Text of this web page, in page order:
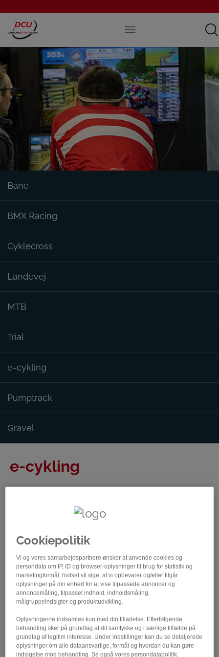
Bane
BMX Racing
Cyklecross
Landevej
MTB
Trial
e-cykling
Pumptrack
Gravel
e-cykling
Danmarks Cykle Union, og den vinder voldsomt frem
over hele verden - både i forhold til træning, fællesskab
Danmarks Cykle Union er aktive inden for flere områder
af den virtuelle cykelverden:
Store community-events for danskere
Eliteliga med TV-produktion i verdensklasse
Danske mesterskaber – kvalifikation og live-finale
B&U-cykelløb og træning
Ambitiøst landsholdsarbejde og store
internationale resultater
Aktivt frivilligt udvalg, som arbejder med
Cookiepolitik
Vi og vores samarbejdspartnere ønsker at anvende cookies og
persondata om IP, ID og browser-oplysninger til brug for statistik og
marketingformål, hvilket vil sige, at vi opbevarer og/eller tilgår
oplysninger på din enhed for at vise tilpassede annoncer og
annoncemåling, tilpasset indhold, indholdsmåling,
målgruppeindsigter og produktudvikling.
Oplysningerne indsamles kun med din tilladelse. Efterfølgende
behandling sker på grundlag af dit samtykke og i særlige tilfælde på
grundlag af legitim interesse. Under indstillinger kan du se detaljerede
oplysninger om alle dataansvarlige, formål og hvordan du kan gøre
indsigelse mod behandling. Se også vores persondatapolitik.